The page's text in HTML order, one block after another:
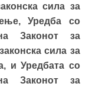
сила за
Уредба со
Законот за
сила за
и Уредбата со
Законот за